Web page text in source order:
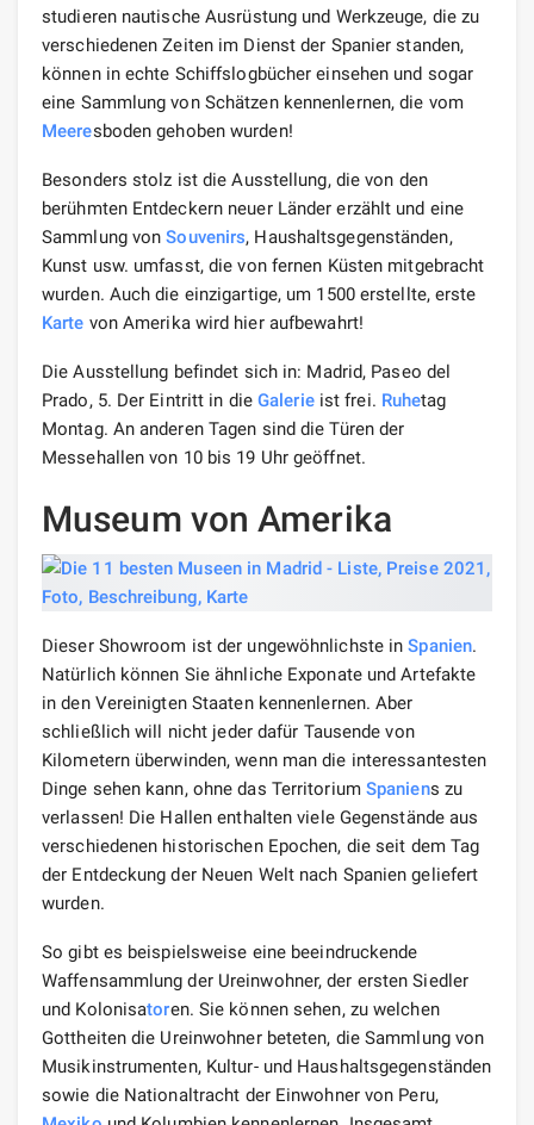
studieren nautische Ausrüstung und Werkzeuge, die zu
verschiedenen Zeiten im Dienst der Spanier standen,
können in echte Schiffslogbücher einsehen und sogar
eine Sammlung von Schätzen kennenlernen, die vom
Meeresboden gehoben wurden!
Besonders stolz ist die Ausstellung, die von den
berühmten Entdeckern neuer Länder erzählt und eine
Sammlung vonSouvenirs, Haushaltsgegenständen,
Kunst usw. umfasst, die von fernen Küsten mitgebracht
wurden. Auch die einzigartige, um 1500 erstellte, erste
Karte von Amerika wird hier aufbewahrt!
Die Ausstellung befindet sich in: Madrid, Paseo del
Prado, 5. Der Eintritt in dieGalerieist frei. Ruhetag
Montag. An anderen Tagen sind die Türen der
Messehallen von 10 bis 19 Uhr geöffnet.
Museum von Amerika
Dieser Showroom ist der ungewöhnlichste inSpanien.
Natürlich können Sie ähnliche Exponate und Artefakte
in den Vereinigten Staaten kennenlernen. Aber
schließlich will nicht jeder dafür Tausende von
Kilometern überwinden, wenn man die interessantesten
Dinge sehen kann, ohne das Territorium Spaniens zu
verlassen! Die Hallen enthalten viele Gegenstände aus
verschiedenen historischen Epochen, die seit dem Tag
der Entdeckung der Neuen Welt nach Spanien geliefert
wurden.
So gibt es beispielsweise eine beeindruckende
Waffensammlung der Ureinwohner, der ersten Siedler
und Kolonisatoren. Sie können sehen, zu welchen
Gottheiten die Ureinwohner beteten, die Sammlung von
Musikinstrumenten, Kultur- und Haushaltsgegenständen
sowie die Nationaltracht der Einwohner von Peru,